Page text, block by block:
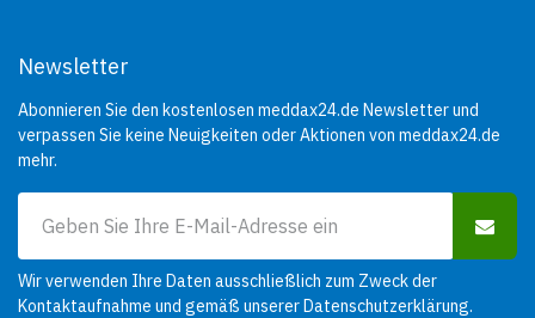
Newsletter
Abonnieren Sie den kostenlosen meddax24.de Newsletter und
verpassen Sie keine Neuigkeiten oder Aktionen von meddax24.de
mehr.
Wir verwenden Ihre Daten ausschließlich zum Zweck der
Kontaktaufnahme und gemäß unsererDatenschutzerklärung.